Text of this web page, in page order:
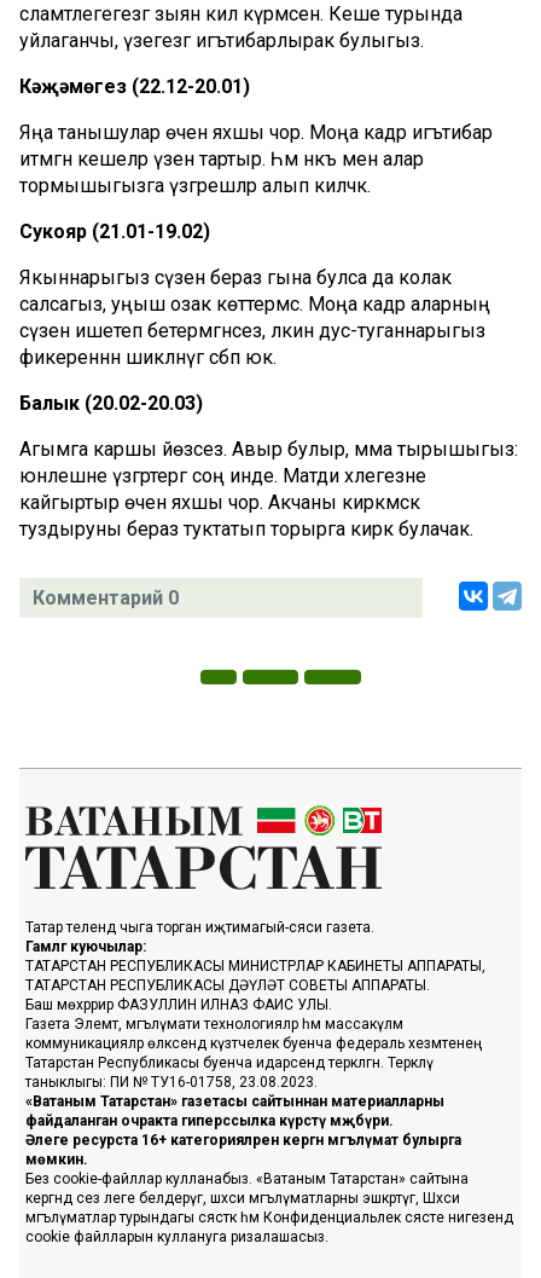
сәламәтлегегезгә зыян килә күрмәсен. Кеше турында
уйлаганчы, үзегезгә игътибарлырак булыгыз.
Кәҗәмөгез (22.12-20.01)
Яңа танышулар өчен яхшы чор. Моңа кадәр игътибар
итмәгән кешеләр үзенә тартыр. Һәм нәкъ менә алар
тормышыгызга үзгәрешләр алып киләчәк.
Сукояр (21.01-19.02)
Якыннарыгыз сүзенә бераз гына булса да колак
салсагыз, уңыш озак көттермәс. Моңа кадәр аларның
сүзен ишетеп бетермәгәнсез, ләкин дус-туганнарыгыз
фикереннән шикләнүгә сәбәп юк.
Балык (20.02-20.03)
Агымга каршы йөзәсез. Авыр булыр, әмма тырышыгыз:
юнәлешне үзгәртергә соң инде. Матди хәлегезне
кайгыртыр өчен яхшы чор. Акчаны кирәкмәскә
туздыруны бераз туктатып торырга кирәк булачак.
Комментарий 0
Татар телендә чыга торган иҗтимагый-сәяси газета.
Гамәлгә куючылар:
ТАТАРСТАН РЕСПУБЛИКАСЫ МИНИСТРЛАР КАБИНЕТЫ АППАРАТЫ,
ТАТАРСТАН РЕСПУБЛИКАСЫ ДӘҮЛӘТ СОВЕТЫ АППАРАТЫ.
Баш мөхәррир ФАЗУЛЛИН ИЛНАЗ ФАИС УЛЫ.
Газета Элемтә, мәгълүмати технологияләр һәм массакүләм
коммуникацияләр өлкәсендә күзәтчелек буенча федераль хезмәтенең
Татарстан Республикасы буенча идарәсендә теркәлгән. Теркәлү
таныклыгы: ПИ № ТУ16-01758, 23.08.2023.
«Ватаным Татарстан» газетасы сайтыннан материалларны
файдаланган очракта гиперссылка күрсәтү мәҗбүри.
Әлеге ресурста 16+ категорияләренә кергән мәгълүмат булырга
мөмкин.
Без cookie-файллар кулланабыз. «Ватаным Татарстан» сайтына
кергәндә сез әлеге белдерүгә, шәхси мәгълүматларны эшкәртүгә, Шәхси
мәгълүматлар турындагы сәясәткә һәм Конфиденциальлек сәясәте нигезендә
cookie файлларын куллануга ризалашасыз.